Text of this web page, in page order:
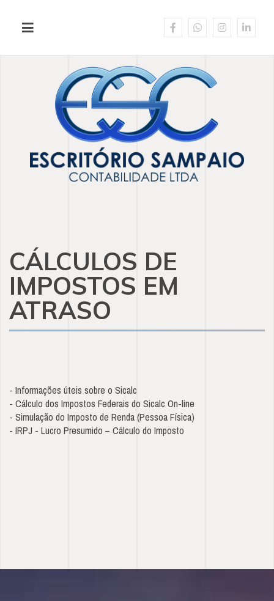
CÁLCULOS DE
IMPOSTOS EM
ATRASO
- Informações úteis sobre o Sicalc
- Cálculo dos Impostos Federais do Sicalc On-line
- Simulação do Imposto de Renda (Pessoa Física)
- IRPJ - Lucro Presumido – Cálculo do Imposto